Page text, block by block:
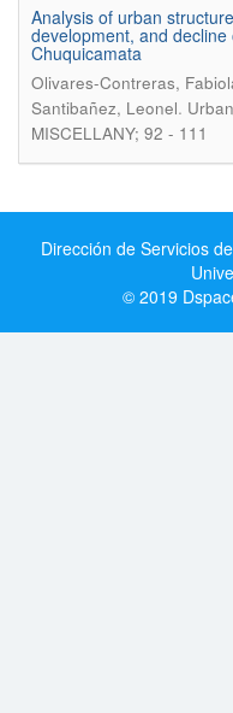
Analysis of urban
development, and decline
Chuquicamata
Olivares-Contreras,
Santibañez, Leonel.
MISCELLANY; 92 - 111
Dirección de Servicios
© 2019